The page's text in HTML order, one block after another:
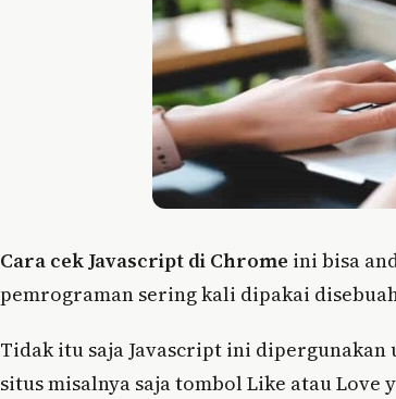
Cara cek Javascript di Chrome ini bisa
pemrograman sering kali dipakai
Tidak itu saja Javascript ini
situs misalnya saja tombol Like atau